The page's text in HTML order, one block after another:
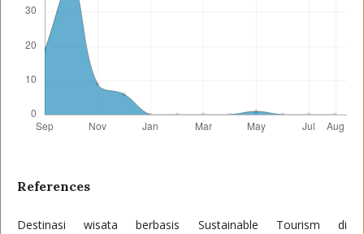
References
Destinasi wisata berbasis Sustainable Tourism di